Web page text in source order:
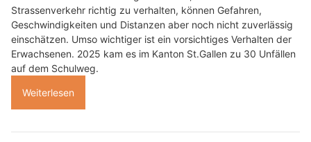
Strassenverkehr richtig zu verhalten, können Gefahren,
Geschwindigkeiten und Distanzen aber noch nicht zuverlässig
einschätzen. Umso wichtiger ist ein vorsichtiges Verhalten der
Erwachsenen. 2025 kam es im Kanton St.Gallen zu 30 Unfällen
auf dem Schulweg.
Weiterlesen